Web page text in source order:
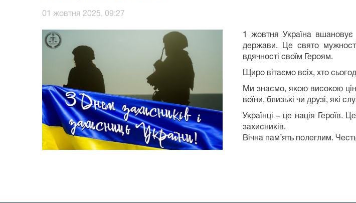
01 жовтня 2025, 09:27
1 жовтня Україна вшановує
держави. Це свято
вдячності своїм Героям.
Щиро вітаємо всіх, хто
Ми знаємо, якою високою
воїни, близькі чи друзі, які
Українці – це нація Героїв.
захисників.
Вічна пам’ять полеглим.